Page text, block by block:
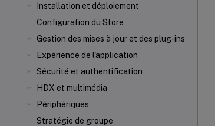
Installation et déploiement
Configuration du Store
Gestion des mises à jour et des plug-ins
Expérience de l'application
Sécurité et authentification
HDX et multimédia
Périphériques
Stratégie de groupe